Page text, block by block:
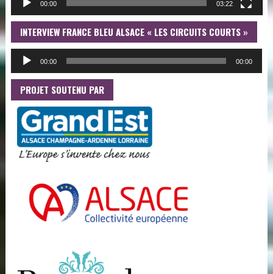
00:00 03:22
INTERVIEW FRANCE BLEU ALSACE « LES CIRCUITS COURTS »
00:00 00:00
PROJET SOUTENU PAR